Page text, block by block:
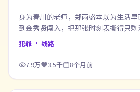
身为春川的老师，郑雨盛本以为生活
到金秀贤闯入，把那张时刻表撕得只剩
犯罪 · 线路
7.9万 3.5千 8个月前